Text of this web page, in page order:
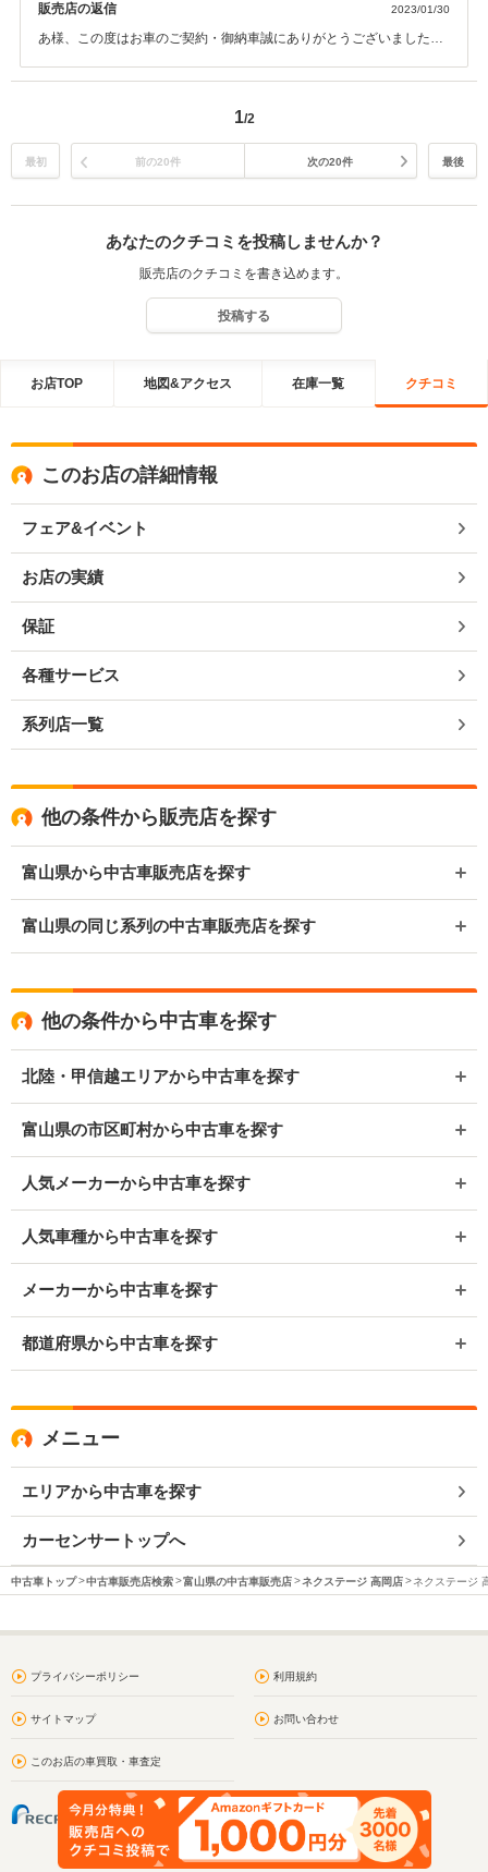
用意だけで40分待たされました。
販売店の返信 2023/01/30
あ様、この度はお車のご契約・御納車誠にありがとうございました。
し訳ございません。弊社担当、並びに店舗としても共有不足や連携が
す。まだまだ地に足ついた形でご対応ができず、今後の大きな課題の
一つとして真摯に向き合っていかなければならないと考えておりま
す。点検・オイル交換等、今後もご案内して参りますが、再度認識の
徹底と再発防止に、誠心誠意努めて参る所存です。遠いところご足労
頂き重ねてお詫びすると共に、今後の我々スタッフの対応に、また目
1/2
最初 前の20件 次の20件 最後
あなたのクチコミを投稿しませんか？
販売店のクチコミを書き込めます。
投稿する
お店TOP 地図&アクセス 在庫一覧 クチコミ
このお店の詳細情報
フェア&イベント
お店の実績
保証
各種サービス
系列店一覧
他の条件から販売店を探す
富山県から中古車販売店を探す
富山県の同じ系列の中古車販売店を探す
他の条件から中古車を探す
北陸・甲信越エリアから中古車を探す
富山県の市区町村から中古車を探す
人気メーカーから中古車を探す
人気車種から中古車を探す
メーカーから中古車を探す
都道府県から中古車を探す
メニュー
エリアから中古車を探す
カーセンサートップへ
中古車トップ 中古車販売店検索 富山県の中古車販売店 ネクステージ 高岡店 ネクステージ
プライバシーポリシー 利用規約
サイトマップ お問い合わせ
このお店の車買取・車査定